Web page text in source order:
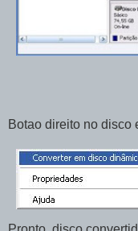
Botao direito no disco